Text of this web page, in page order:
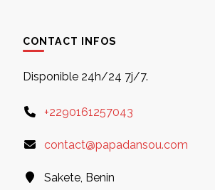
CONTACT INFOS
Disponible 24h/24 7j/7.
+2290161257043
contact@papadansou.com
Sakete, Benin